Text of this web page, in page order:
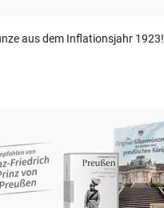
aus dem Inflationsjahr 1923!